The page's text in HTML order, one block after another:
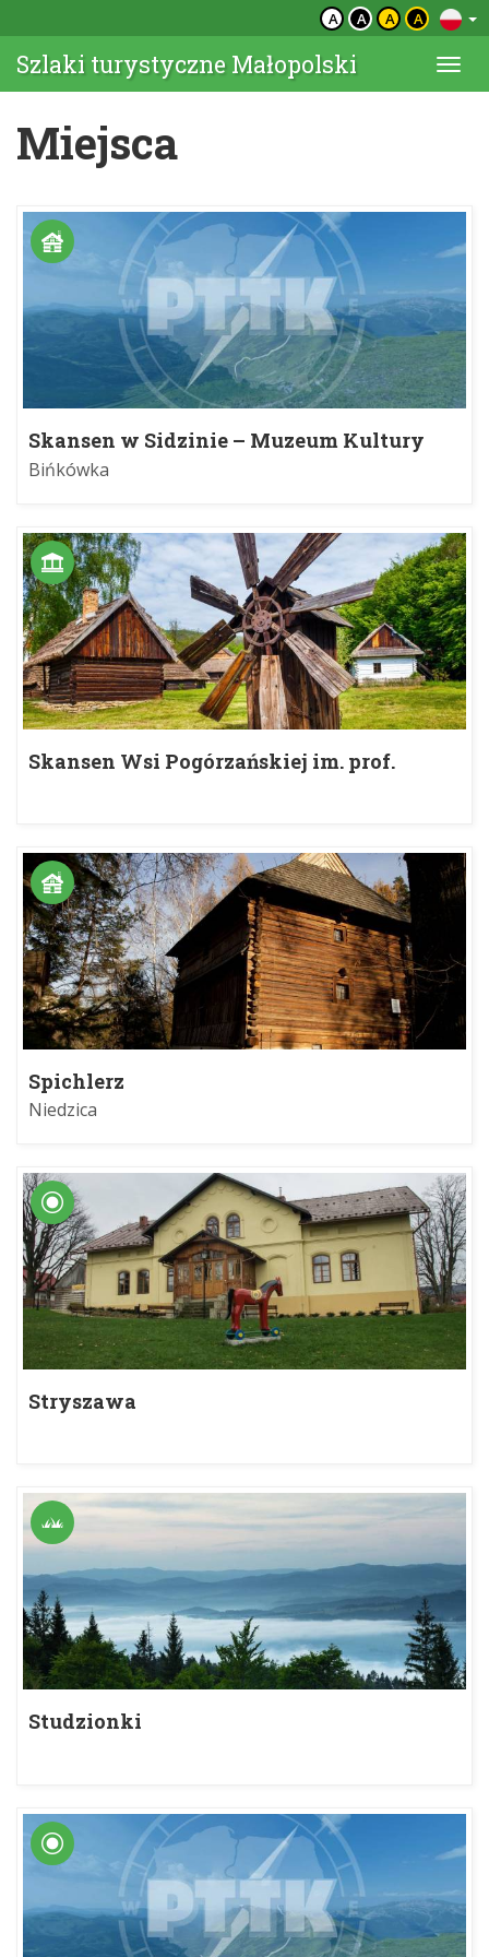
A A A A
Szlaki turystyczne Małopolski
Miejsca
Skansen w Sidzinie – Muzeum Kultury
Ludowej
Bińkówka
Skansen Wsi Pogórzańskiej im. prof.
Romana Reinfussa
Spichlerz
Niedzica
Stryszawa
Studzionki